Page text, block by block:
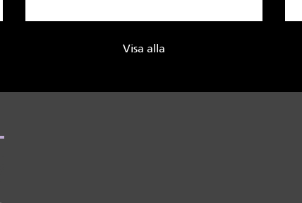
Visa alla